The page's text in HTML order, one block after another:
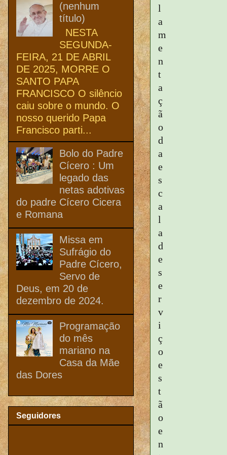
l
a
m
e
n
t
a
ç
ã
o
d
a
e
s
c
a
l
a
d
e
s
e
r
v
i
ç
o
e
s
t
ã
o
e
n
(nenhum
título)
NESTA
SEGUNDA-
FEIRA, 21 DE ABRIL
DE 2025, MORRE O
SANTO PAPA
FRANCISCO O silêncio
caiu sobre o mundo. O
nosso querido Papa
Francisco parti...
Bolo do Padre
Cícero : Um
legado das
netas adotivas
do padre Cícero Cicera
e Romana
Missa em
Sufrágio do
Padre Cícero,
Servo de
Deus, em 20 de
dezembro de 2024.
Programação
do mês
mariano na
Casa da Mãe
das Dores
Seguidores